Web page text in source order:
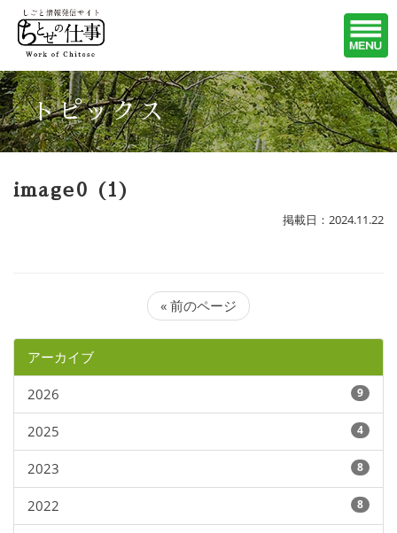
トピックス
image0 (1)
掲載日：2024.11.22
« 前のページ
アーカイブ
2026 9
2025 4
2023 8
2022 8